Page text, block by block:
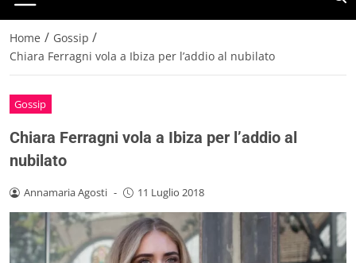
Home / Gossip /
Chiara Ferragni vola a Ibiza per l’addio al nubilato
Gossip
Chiara Ferragni vola a Ibiza per l’addio al
nubilato
Annamaria Agosti - 11 Luglio 2018